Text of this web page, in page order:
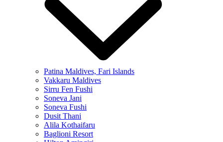
Patina Maldives, Fari Islands
Vakkaru Maldives
Sirru Fen Fushi
Soneva Jani
Soneva Fushi
Dusit Thani
Alila Kothaifaru
Baglioni Resort